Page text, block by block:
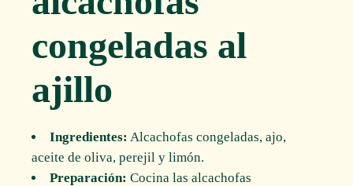
congeladas al
ajillo
Ingredientes: Alcachofas congeladas, ajo,
aceite de oliva, perejil y limón.
Preparación: Cocina las alcachofas